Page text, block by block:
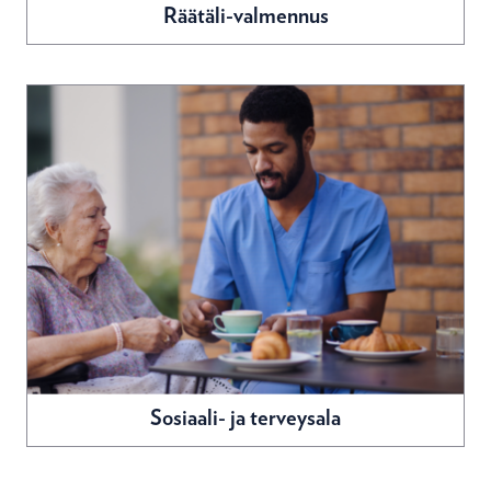
Räätäli-valmennus
Sosiaali- ja terveysala